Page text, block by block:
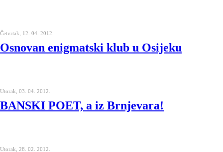
Četvrtak, 12. 04. 2012.
Osnovan enigmatski klub u Osijeku
Utorak, 03. 04. 2012.
BANSKI POET, a iz Brnjevara!
Utorak, 28. 02. 2012.